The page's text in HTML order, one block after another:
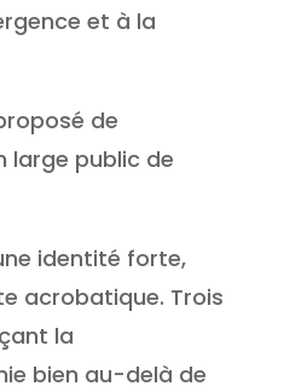
et à la
de
large public de
identité forte,
acrobatique. Trois
la
bien au-delà de